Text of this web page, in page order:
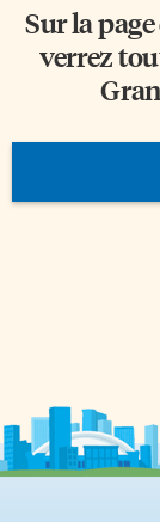
Sur la
verrez